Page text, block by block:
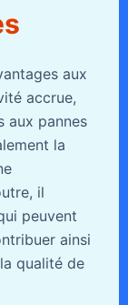
aux
accrue,
aux pannes
la
il
peuvent
ainsi
qualité de